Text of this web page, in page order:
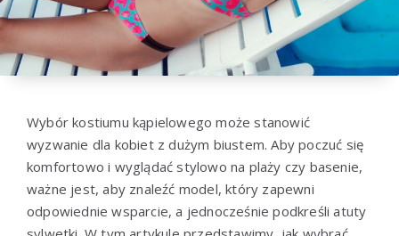
Wybór kostiumu kąpielowego może stanowić
wyzwanie dla kobiet z dużym biustem. Aby poczuć się
komfortowo i wyglądać stylowo na plaży czy basenie,
ważne jest, aby znaleźć model, który zapewni
odpowiednie wsparcie, a jednocześnie podkreśli atuty